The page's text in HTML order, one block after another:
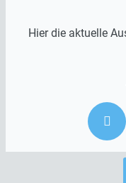
Hier die aktuelle